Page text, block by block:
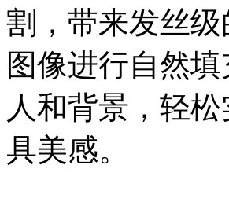
割，带来发丝
图像进行自然
人和背景，轻
具美感。